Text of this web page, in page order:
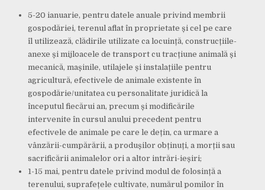
5-20 ianuarie, pentru datele anuale privind membrii
gospodăriei, terenul aflat în proprietate și cel pe care
îl utilizează, clădirile utilizate ca locuință, construcțiile-
anexe și mijloacele de transport cu tracțiune animală și
mecanică, mașinile, utilajele și instalațiile pentru
agricultură, efectivele de animale existente în
gospodărie/unitatea cu personalitate juridică la
începutul fiecărui an, precum și modificările
intervenite în cursul anului precedent pentru
efectivele de animale pe care le dețin, ca urmare a
vânzării-cumpărării, a produșilor obținuți, a morții sau
sacrificării animalelor ori a altor intrări-ieșiri;
1-15 mai, pentru datele privind modul de folosință a
terenului, suprafețele cultivate, numărul pomilor în